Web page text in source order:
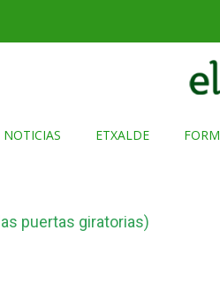
NOTICIAS ETXALDE
puertas giratorias)